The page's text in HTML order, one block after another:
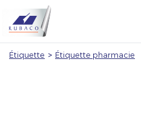
Étiquette > Étiquette pharmacie